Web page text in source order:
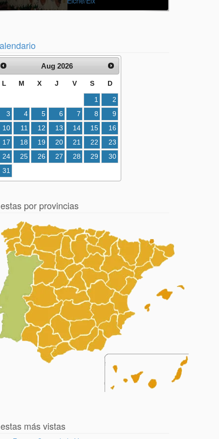
Aug 2026
L M X J V S D
1
2
3
4 5 6 7 8
9
10
11 12 13 14 15
16
17
18 19 20 21 22
23
24
25 26 27 28 29
30
31
por provincias
más vistas